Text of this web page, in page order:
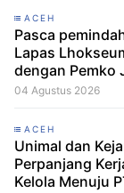
ACEH
Pasca
Lapas
dengan Pemko
Remisi HUT RI
04 Agustus 2026
ACEH
Unimal dan
Perpanjang
Kelola Menuju